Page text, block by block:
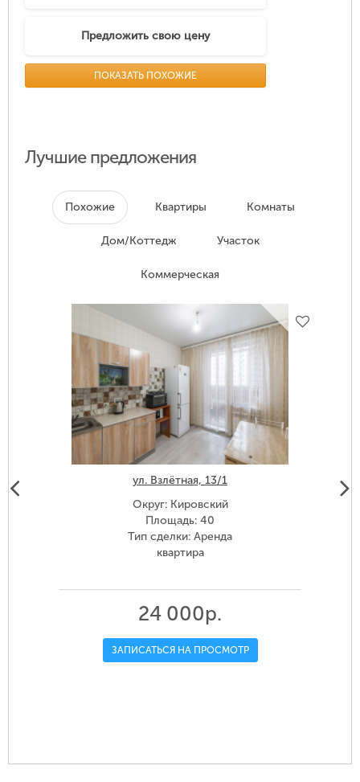
Предложить свою цену
ПОКАЗАТЬ ПОХОЖИЕ
Лучшие предложения
Похожие Квартиры Комнаты
Дом/Коттедж Участок
Коммерческая
ул. Взлётная, 13/1
Округ: Кировский
Площадь: 40
Тип сделки: Аренда
квартира
24 000р.
ЗАПИСАТЬСЯ НА ПРОСМОТР